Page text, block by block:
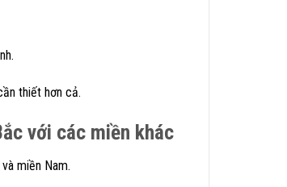
thiết hơn cả.
với các miền khác
miền Nam.